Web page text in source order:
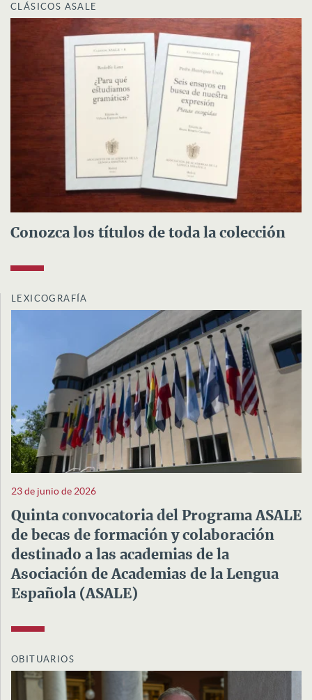
CLÁSICOS ASALE
Conozca los títulos de toda la colección
LEXICOGRAFÍA
23 de junio de 2026
Quinta convocatoria del Programa ASALE
de becas de formación y colaboración
destinado a las academias de la
Asociación de Academias de la Lengua
Española (ASALE)
OBITUARIOS